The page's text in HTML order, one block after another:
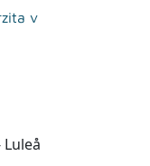
v
Luleå